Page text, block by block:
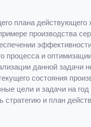
плана действующего
производства
процесса и
данной задачи
состояния
цели и задачи на
стратегию и план